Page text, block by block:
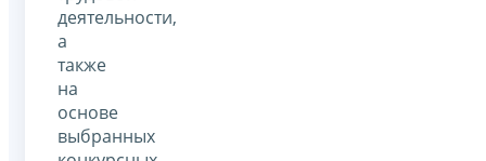
деятельности,
а
также
на
основе
выбранных